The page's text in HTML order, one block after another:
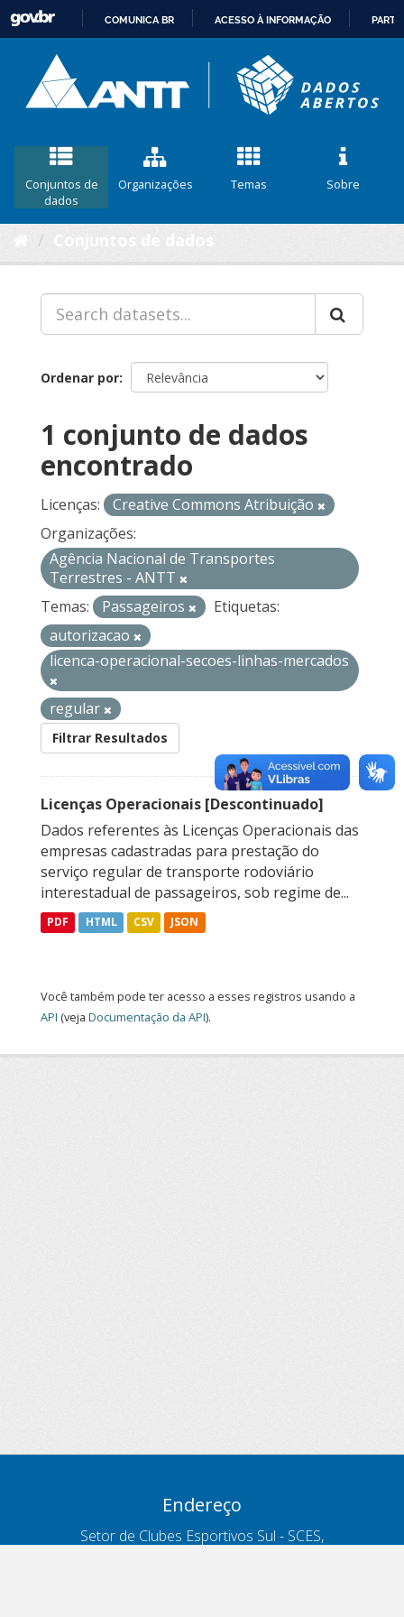
CONTEÚDO
COMUNICA BR ACESSO À INFORMAÇÃO
Conjuntos de
dados
Organizações Temas Sobre
Ordenar por
1 conjunto de dados
encontrado
Licenças:
Creative Commons Atribuição
Organizações:
Agência Nacional de Transportes
Terrestres - ANTT
Temas:
Passageiros
Etiquetas:
autorizacao
licenca-operacional-secoes-linhas-mercados
regular
Filtrar Resultados
Licenças Operacionais [Descontinuado]
Dados referentes às Licenças Operacionais das
empresas cadastradas para prestação do
serviço regular de transporte rodoviário
interestadual de passageiros, sob regime de...
PDF HTML CSV JSON
Você também pode ter acesso a esses registros usando a
API (veja Documentação da API).
Endereço
Setor de Clubes Esportivos Sul - SCES,